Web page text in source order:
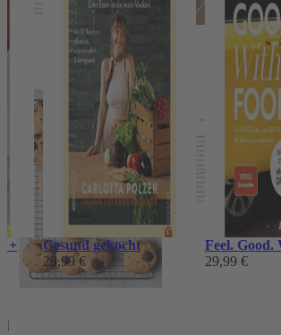
+
Gesund gekocht
29,99 €
Feel. Good.
29,99 €
Das könnte Ihnen auch gefallen